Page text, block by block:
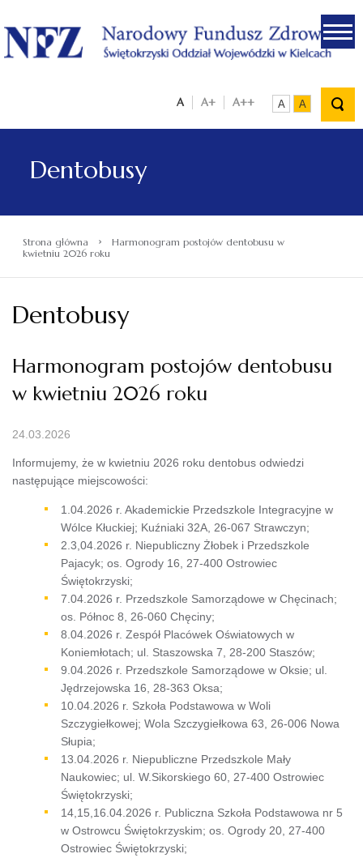
.
A A+ A++ A A
Dentobusy
Strona główna ›
Harmonogram postojów dentobusu w
kwietniu 2026 roku
Dentobusy
Harmonogram postojów dentobusu
w kwietniu 2026 roku
24.03.2026
Informujemy, że w kwietniu 2026 roku dentobus odwiedzi
następujące miejscowości:
1.04.2026 r. Akademickie Przedszkole Integracyjne w
Wólce Kłuckiej; Kuźniaki 32A, 26-067 Strawczyn;
2.3,04.2026 r. Niepubliczny Żłobek i Przedszkole
Pajacyk; os. Ogrody 16, 27-400 Ostrowiec
Świętokrzyski;
7.04.2026 r. Przedszkole Samorządowe w Chęcinach;
os. Północ 8, 26-060 Chęciny;
8.04.2026 r. Zespół Placówek Oświatowych w
Koniemłotach; ul. Staszowska 7, 28-200 Staszów;
9.04.2026 r. Przedszkole Samorządowe w Oksie; ul.
Jędrzejowska 16, 28-363 Oksa;
10.04.2026 r. Szkoła Podstawowa w Woli
Szczygiełkowej; Wola Szczygiełkowa 63, 26-006 Nowa
Słupia;
13.04.2026 r. Niepubliczne Przedszkole Mały
Naukowiec; ul. W.Sikorskiego 60, 27-400 Ostrowiec
Świętokrzyski;
14,15,16.04.2026 r. Publiczna Szkoła Podstawowa nr 5
w Ostrowcu Świętokrzyskim; os. Ogrody 20, 27-400
Ostrowiec Świętokrzyski;